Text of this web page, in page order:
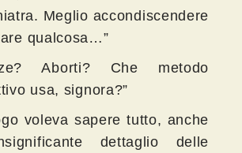
Meglio accondiscendere
qualcosa…”
Aborti? Che metodo
usa, signora?”
voleva sapere tutto, anche
dettaglio delle